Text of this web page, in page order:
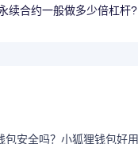
续合约一般做多少倍杠杆?
包安全吗？小狐狸钱包好用